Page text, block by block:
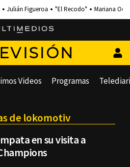
Julián Figueroa "El Recodo" Mariana
Videos Programas
de lokomotiv
en su visita a